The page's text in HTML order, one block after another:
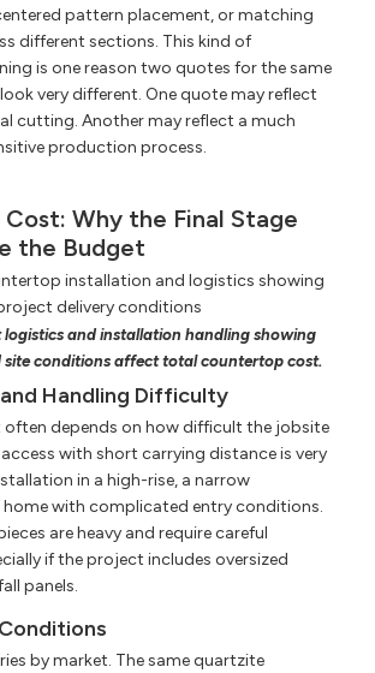
pattern placement, or matching
different sections. This kind of
is one reason two quotes for the same
very different. One quote may reflect
cutting. Another may reflect a much
production process.
Why the Final Stage
the Budget
and installation handling showing
site conditions affect total countertop cost.
Handling Difficulty
depends on how difficult the jobsite
with short carrying distance is very
in a high-rise, a narrow
home with complicated entry conditions.
are heavy and require careful
if the project includes oversized
panels.
by market. The same quartzite